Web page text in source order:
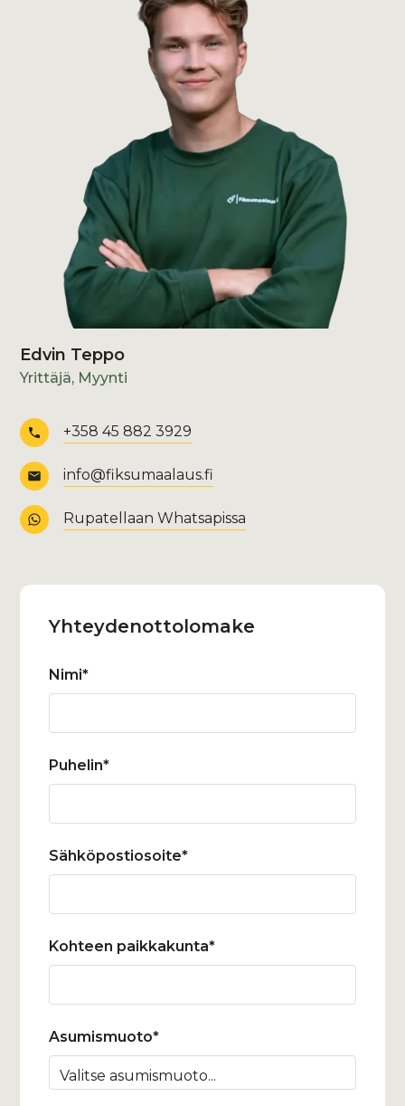
Edvin Teppo
Yrittäjä, Myynti
+358 45 882 3929
info@fiksumaalaus.fi
Rupatellaan Whatsapissa
Yhteydenotto­lomake
Nimi*
Puhelin*
Sähköpostiosoite*
Kohteen paikkakunta*
Asumismuoto*